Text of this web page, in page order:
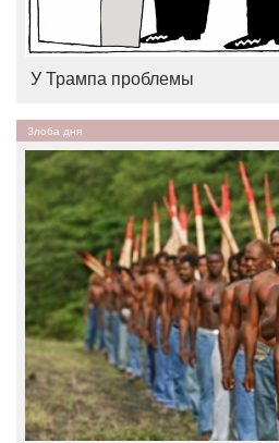
У Трампа проблемы
Злоба дня